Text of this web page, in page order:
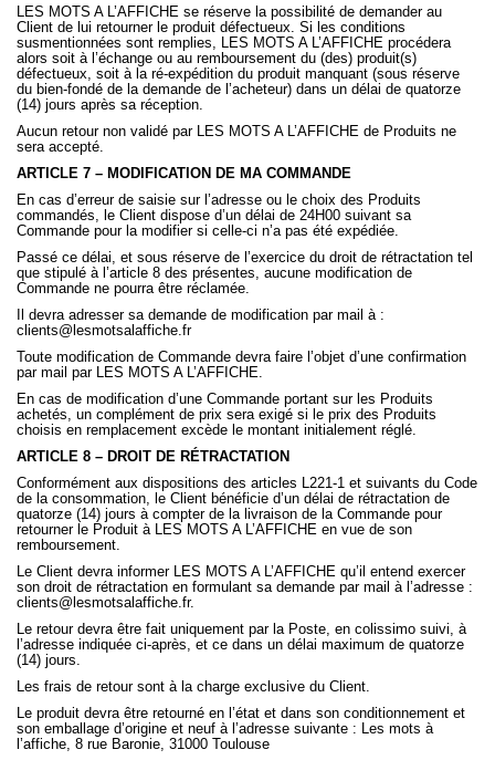
LES MOTS A L’AFFICHE se réserve la possibilité de demander au
Client de lui retourner le produit défectueux. Si les conditions
susmentionnées sont remplies, LES MOTS A L’AFFICHE procédera
alors soit à l’échange ou au remboursement du (des) produit(s)
défectueux, soit à la ré-expédition du produit manquant (sous réserve
du bien-fondé de la demande de l’acheteur) dans un délai de quatorze
(14) jours après sa réception.
Aucun retour non validé par LES MOTS A L’AFFICHE de Produits ne
sera accepté.
ARTICLE 7 – MODIFICATION DE MA COMMANDE
En cas d’erreur de saisie sur l’adresse ou le choix des Produits
commandés, le Client dispose d’un délai de 24H00 suivant sa
Commande pour la modifier si celle-ci n’a pas été expédiée.
Passé ce délai, et sous réserve de l’exercice du droit de rétractation tel
que stipulé à l’article 8 des présentes, aucune modification de
Commande ne pourra être réclamée.
Il devra adresser sa demande de modification par mail à :
clients@lesmotsalaffiche.fr
Toute modification de Commande devra faire l’objet d’une confirmation
par mail par LES MOTS A L’AFFICHE.
En cas de modification d’une Commande portant sur les Produits
achetés, un complément de prix sera exigé si le prix des Produits
choisis en remplacement excède le montant initialement réglé.
ARTICLE 8 – DROIT DE RÉTRACTATION
Conformément aux dispositions des articles L221-1 et suivants du Code
de la consommation, le Client bénéficie d’un délai de rétractation de
quatorze (14) jours à compter de la livraison de la Commande pour
retourner le Produit à LES MOTS A L’AFFICHE en vue de son
remboursement.
Le Client devra informer LES MOTS A L’AFFICHE qu’il entend exercer
son droit de rétractation en formulant sa demande par mail à l’adresse :
clients@lesmotsalaffiche.fr.
Le retour devra être fait uniquement par la Poste, en colissimo suivi, à
l’adresse indiquée ci-après, et ce dans un délai maximum de quatorze
(14) jours.
Les frais de retour sont à la charge exclusive du Client.
Le produit devra être retourné en l’état et dans son conditionnement et
son emballage d’origine et neuf à l’adresse suivante : Les mots à
l’affiche, 8 rue Baronie, 31000 Toulouse